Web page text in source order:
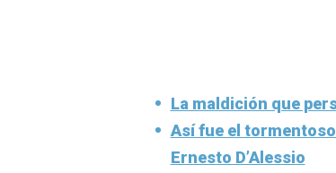
La maldición que
Así fue el
Ernesto D’Alessio